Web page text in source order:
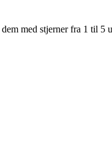
med stjerner fra 1 til